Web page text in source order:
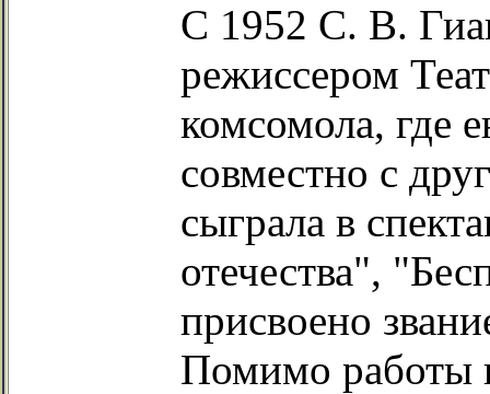
С 1952 С. В.
режиссером
комсомола, где
совместно с
сыграла в
отечества",
присвоено
Помимо работы